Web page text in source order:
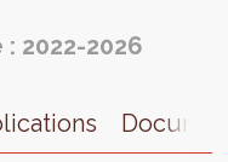
2022-2026